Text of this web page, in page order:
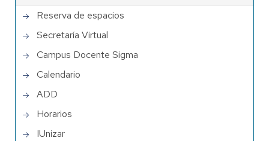
Reserva de espacios
Secretaría Virtual
Campus Docente Sigma
Calendario
ADD
Horarios
IUnizar